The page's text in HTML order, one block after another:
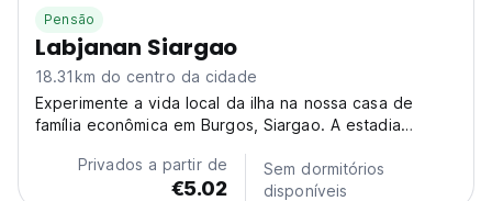
Pensão
Labjanan Siargao
18.31km do centro da cidade
Experimente a vida local da ilha na nossa casa de
família econômica em Burgos, Siargao. A estadia
paz e economia. (Auto-translated from original
Privados a partir de
€5.02
Sem dormitórios
disponíveis